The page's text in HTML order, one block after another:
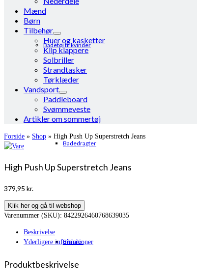
Badetøj til kvinder
Badedragter
Bikinier
Mænd
Børn
Tilbehør
Huer og kasketter
Klip klappere
Solbriller
Strandtasker
Tørklæder
Vandsport
Paddleboard
Svømmeveste
Artikler om sommertøj
Forside » Shop » High Push Up Superstretch Jeans
High Push Up Superstretch Jeans
379,95 kr.
Klik her og gå til webshop
Varenummer (SKU): 8422926460768639035
Beskrivelse
Yderligere informationer
Produktbeskrivelse